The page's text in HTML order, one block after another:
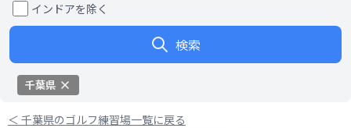
インドアを除く
検索
千葉県
＜ 千葉県のゴルフ練習場一覧に戻る